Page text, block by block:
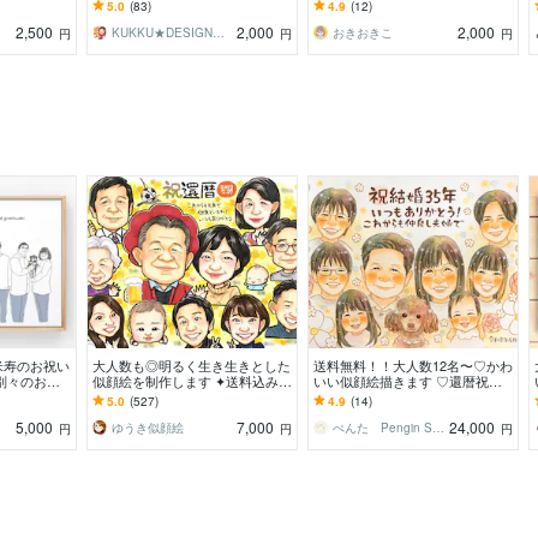
2,500 円
5.0 (83)
KUKKU★DESIGN〜くっく〜
2,000 円
4.9 (12)
おきおきこ
2,000 円
のお祝い
のお写
5,000 円
大人数も◎明るく生き生きとした
似顔絵を制作します ✦送料込み✦
長寿祝い、記念日、プレゼント、
ご自宅用に♪
5.0 (527)
ゆうき似顔絵
7,000 円
送料無料！！大人数12名〜♡かわ
いい似顔絵描きます ♡還暦祝い/
記念日/古希祝い/米寿祝い/傘寿祝
い/プレゼント
4.9 (14)
ぺんた Pengin Smile 24,000 円